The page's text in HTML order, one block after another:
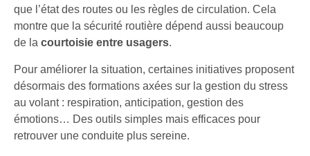
que l’état des routes ou les règles de circulation. Cela
montre que la sécurité routière dépend aussi beaucoup
de la courtoisie entre usagers.
Pour améliorer la situation, certaines initiatives proposent
désormais des formations axées sur la gestion du stress
au volant : respiration, anticipation, gestion des
émotions… Des outils simples mais efficaces pour
retrouver une conduite plus sereine.